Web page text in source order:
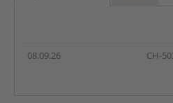
08.09.26 CH-